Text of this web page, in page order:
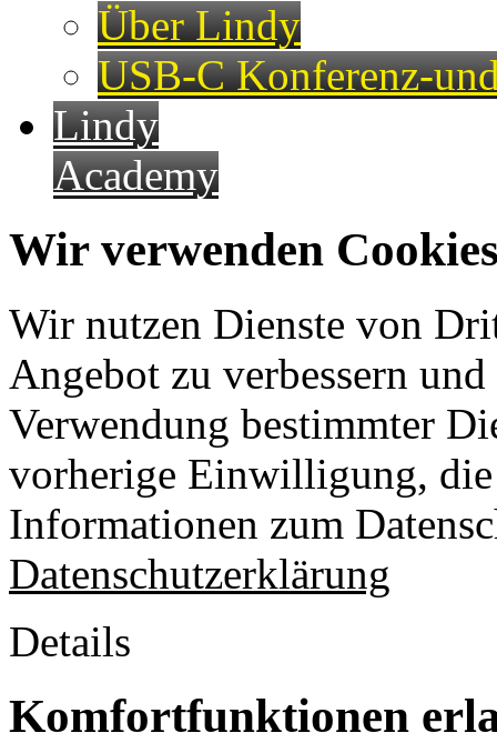
Über Lindy
USB-C Konferenz-
Lindy
Academy
Wir verwenden
Wir nutzen Dienste von
Angebot zu verbessern
Verwendung bestimmter
vorherige Einwilligung,
Informationen zum
Datenschutzerklärung
Details
Komfortfunktionen